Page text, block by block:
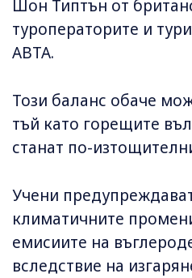
Шон Типтън от
туроператорите и
ABTA.
Този баланс обаче
тъй като горещите
станат по-
Учени
климатичните
емисиите на
вследствие на